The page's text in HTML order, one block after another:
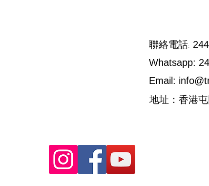
聯絡電話:
Whatsapp:
Email:
地址：香港